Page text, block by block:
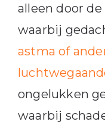
alleen door
waarbij
astma of
ongelukken
waarbij